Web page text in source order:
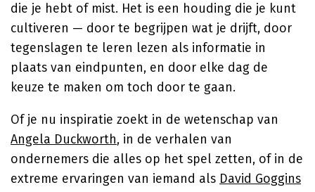
die je hebt of mist. Het is een houding die je kunt
cultiveren — door te begrijpen wat je drijft, door
tegenslagen te leren lezen als informatie in
plaats van eindpunten, en door elke dag de
keuze te maken om toch door te gaan.
Of je nu inspiratie zoekt in de wetenschap van
Angela Duckworth, in de verhalen van
ondernemers die alles op het spel zetten, of in de
extreme ervaringen van iemand als David Goggins